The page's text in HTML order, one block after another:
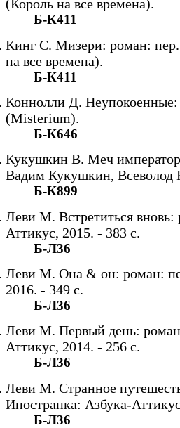
(Король на все времена).
Б-К411
Кинг С. Мизери: роман:
на все времена).
Б-К411
Коннолли Д.
(Misterium).
Б-К646
Кукушкин В. Меч
Вадим Кукушкин, Всеволод
Б-К899
Леви М. Встретиться
Аттикус, 2015. - 383 с.
Б-Л36
Леви М. Она & он: роман:
2016. - 349 с.
Б-Л36
Леви М. Первый день:
Аттикус, 2014. - 256 с.
Б-Л36
Леви М. Странное
Иностранка: Азбука-
Б-Л36